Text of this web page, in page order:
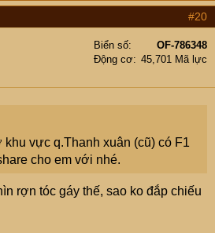
#20
Biển số
OF-786348
Động cơ
45,701 Mã lực
khu vực q.Thanh xuân (cũ) có F1
cho em với nhé.
rợn tóc gáy thế, sao ko đắp chiếu